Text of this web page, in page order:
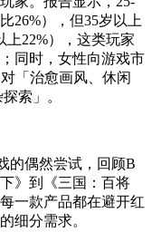
26%），但35岁以上
上22%），这类玩家
同时，女性向游戏市
对「治愈画风、休闲
索」。
的偶然尝试，回顾B
》到《三国：百将
一款产品都在避开红
细分需求。